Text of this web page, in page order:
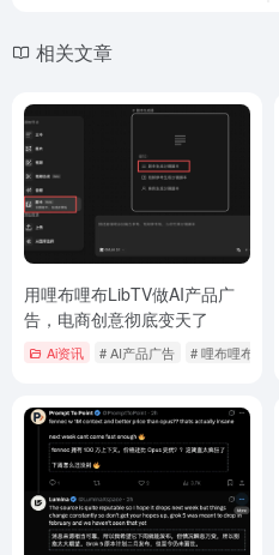
相关文章
用哩布哩布LibTV做AI产品广
告，电商创意彻底变天了
Ai资讯 # AI产品广告 # 哩布哩布LibTV